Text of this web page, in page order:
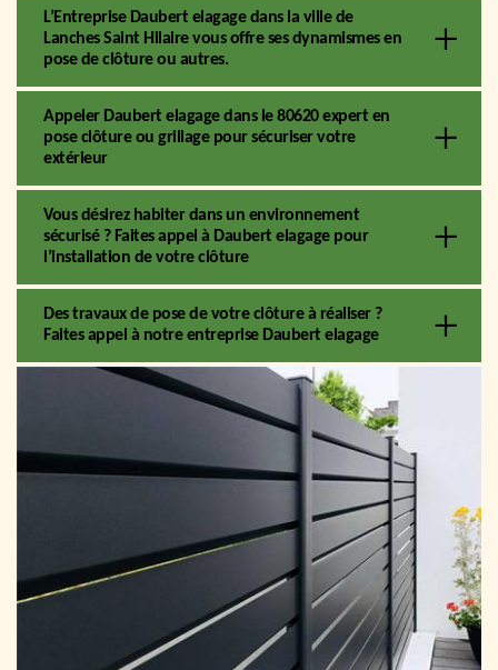
L’Entreprise Daubert elagage dans la ville de
Lanches Saint Hilaire vous offre ses dynamismes en
pose de clôture ou autres.
Appeler Daubert elagage dans le 80620 expert en
pose clôture ou grillage pour sécuriser votre
extérieur
Vous désirez habiter dans un environnement
sécurisé ? Faites appel à Daubert elagage pour
l’installation de votre clôture
Des travaux de pose de votre clôture à réaliser ?
Faites appel à notre entreprise Daubert elagage